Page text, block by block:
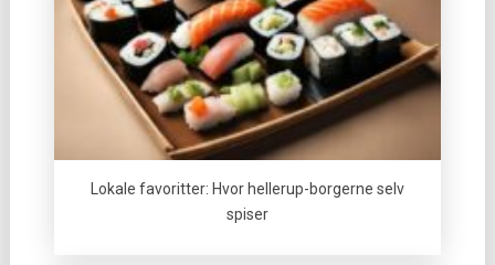
Lokale favoritter: Hvor hellerup-borgerne selv
spiser